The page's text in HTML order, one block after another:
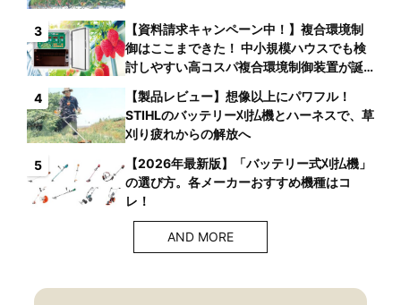
3
【資料請求キャンペーン中！】複合環境制
御はここまできた！ 中小規模ハウスでも検
討しやすい高コスパ複合環境制御装置が誕
4
【製品レビュー】想像以上にパワフル！
STIHLのバッテリー刈払機とハーネスで、草
刈り疲れからの解放へ
5
【2026年最新版】「バッテリー式刈払機」
の選び方。各メーカーおすすめ機種はコ
レ！
AND MORE